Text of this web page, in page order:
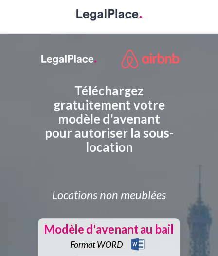
Téléchargez
gratuitement votre
modèle d'avenant
pour autoriser la sous-
location
Modèle d'avenant au bail
Format WORD
Locations non meublées